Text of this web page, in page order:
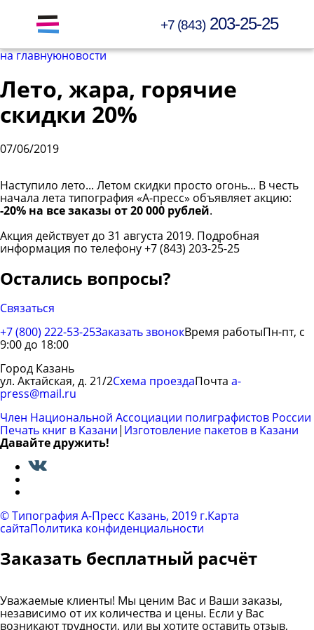
Открыть меню +7 (843)203-25-25
на главнуюновости
Лето, жара, горячие
скидки 20%
07/06/2019
Наступило лето... Летом скидки просто огонь... В честь
начала лета типография «А-пресс» объявляет акцию:
-20% на все заказы от 20 000 рублей.
Акция действует до 31 августа 2019. Подробная
информация по телефону +7 (843) 203-25-25
Остались вопросы?
Связаться
+7 (800) 222-53-25Заказать звонокВремя работыПн-пт, с
9:00 до 18:00
Город Казань
ул. Актайская, д. 21/2Схема проездаПочта a-
press@mail.ru
Член Национальной Ассоциации полиграфистов России
Печать книг в Казани| Изготовление пакетов в Казани
Давайте дружить!
Вконтакте
© Типография A-Пресс Казань, 2019 г.Карта
сайтаПолитика конфиденциальности
Заказать бесплатный расчёт
Уважаемые клиенты! Мы ценим Вас и Ваши заказы,
независимо от их количества и цены. Если у Вас
возникают трудности, или вы хотите оставить отзыв,